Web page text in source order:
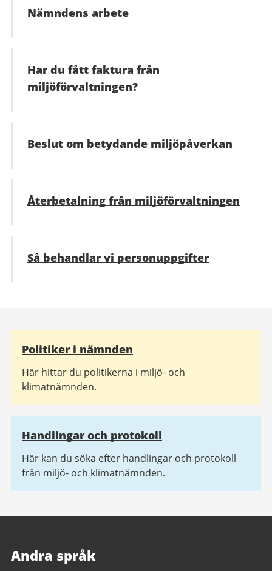
Nämndens arbete
Har du fått faktura från
miljöförvaltningen?
Beslut om betydande miljöpåverkan
Återbetalning från miljöförvaltningen
Så behandlar vi personuppgifter
Relaterad
Politiker i nämnden
Här hittar du politikerna i miljö- och
klimatnämnden.
Handlingar och protokoll
Här kan du söka efter handlingar och protokoll
från miljö- och klimatnämnden.
Andra språk